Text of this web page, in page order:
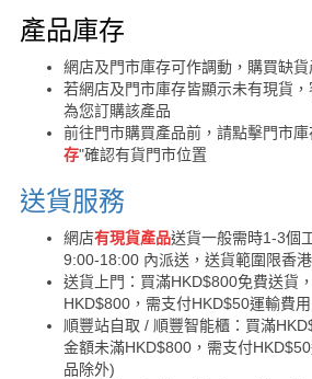
購買須知
產品庫存
網店及門市庫存可作調動，購買缺
若網店及門市庫存皆顯示未有現貨
為您訂購該產品
前往門市購買產品前，請點擊門市
存"確認有貨門市位置
送貨服務
網店有現貨產品送貨一般需時1-3個
9:00-18:00 內派送，送貨範圍限香港
送貨上門：買滿HKD$800免費送貨
HKD$800，需支付HKD$50運輸費
順豐站自取 / 順豐智能櫃：買滿
金額未滿HKD$800，需支付
品除外)